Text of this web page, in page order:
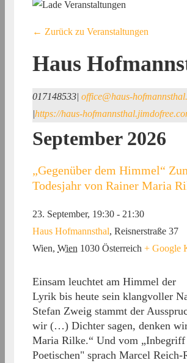
← Zurück zu Veranstaltungen
Haus
017148533| office@haus-
|https://haus-
September 2026
„Gegenüber dem Himmel“
Todesjahr von Rainer Maria
23. September, 19:30 - 21:30
Haus Hofmannsthal, Reisnerstraße 37
Wien, Wien 1030 Österreich + Google
Einsam leuchtet am Himmel der
Lyrik bis heute sein klangvoller
Stefan Zweig stammt der
wir (…) Dichter sagen, denken
Maria Rilke.“ Und vom „Inbegriff
Poetischen" sprach Marcel